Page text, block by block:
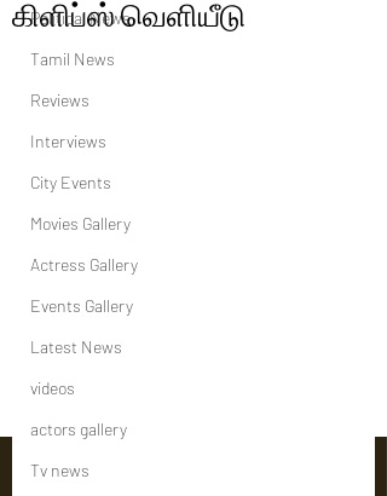
Political News
Tamil News
Reviews
Interviews
City Events
Movies Gallery
Actress Gallery
Events Gallery
Latest News
videos
actors gallery
Tv news
கிளிப்ஸ் வெளியீடு